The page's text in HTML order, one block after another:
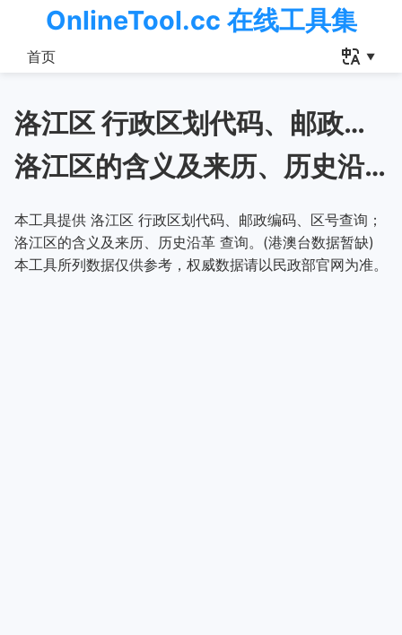
OnlineTool.cc 在线工具集
首页
洛江区 行政区划代码、邮政编码、区号查询
洛江区的含义及来历、历史沿革
本工具提供 洛江区 行政区划代码、邮政编码、区号查询；
洛江区的含义及来历、历史沿革 查询。(港澳台数据暂缺)
本工具所列数据仅供参考，权威数据请以民政部官网为准。